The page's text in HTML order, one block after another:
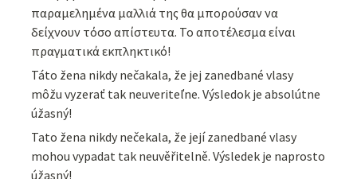
παραμελημένα μαλλιά της θα μπορούσαν να
δείχνουν τόσο απίστευτα. Το αποτέλεσμα είναι
πραγματικά εκπληκτικό!
Táto žena nikdy nečakala, že jej zanedbané vlasy
môžu vyzerať tak neuveriteľne. Výsledok je absolútne
úžasný!
Tato žena nikdy nečekala, že její zanedbané vlasy
mohou vypadat tak neuvěřitelně. Výsledek je naprosto
úžasný!